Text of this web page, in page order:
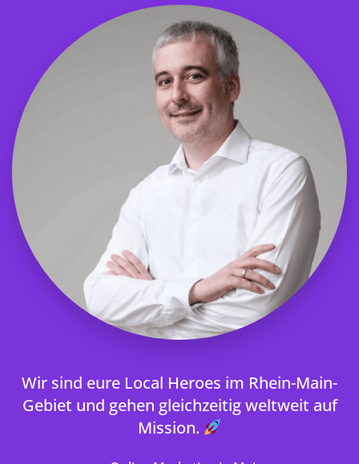
Wir sind eure Local Heroes im Rhein-Main-
Gebiet und gehen gleichzeitig weltweit auf
Mission.